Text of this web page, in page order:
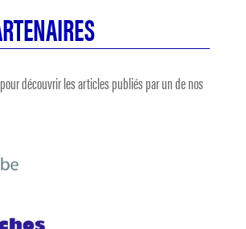
découvrir les articles publiés par un de nos